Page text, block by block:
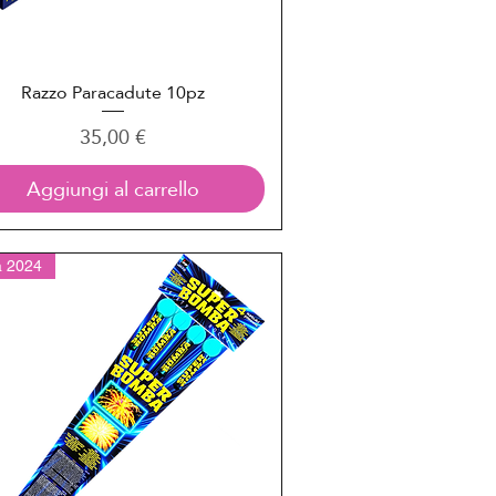
Vista rapida
Razzo Paracadute 10pz
Prezzo
35,00 €
Aggiungi al carrello
2024